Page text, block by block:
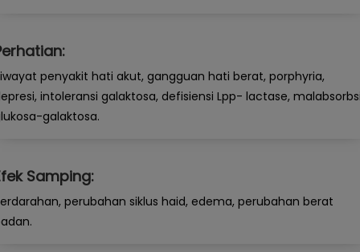
penyakit hati akut, gangguan hati berat, porphyria,
intoleransi galaktosa, defisiensi Lpp- lactase,
galaktosa.
Samping:
perubahan siklus haid, edema, perubahan berat